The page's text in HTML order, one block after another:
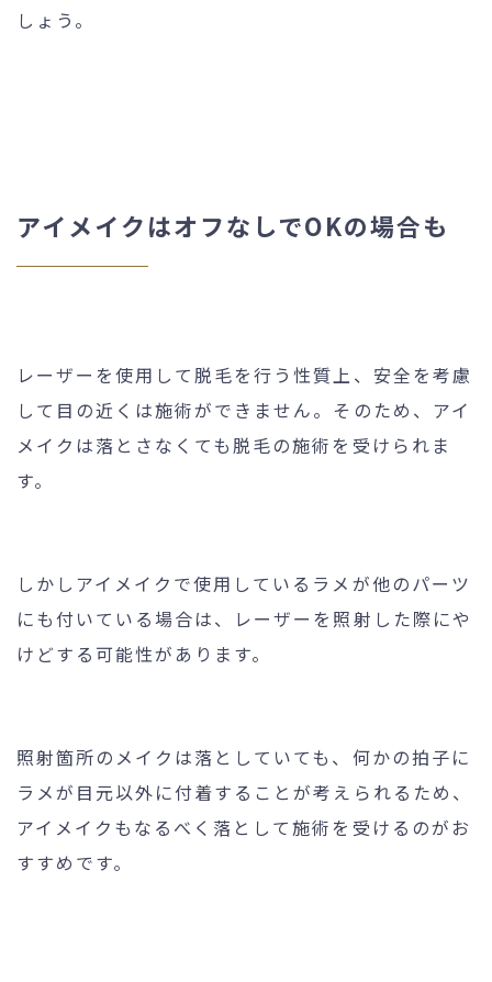
しょう。
アイメイクはオフなしでOKの場合も
レーザーを使用して脱毛を行う性質上、安全を考慮
して目の近くは施術ができません。そのため、アイ
メイクは落とさなくても脱毛の施術を受けられま
す。
しかしアイメイクで使用しているラメが他のパーツ
にも付いている場合は、レーザーを照射した際にや
けどする可能性があります。
照射箇所のメイクは落としていても、何かの拍子に
ラメが目元以外に付着することが考えられるため、
アイメイクもなるべく落として施術を受けるのがお
すすめです。